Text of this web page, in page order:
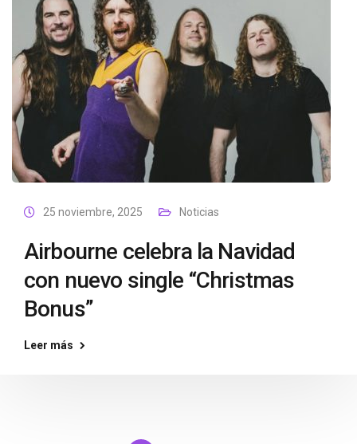
25 noviembre, 2025 Noticias
Airbourne celebra la Navidad
con nuevo single “Christmas
Bonus”
Leer más